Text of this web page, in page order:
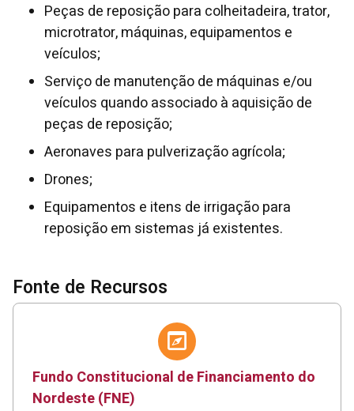
Peças de reposição para colheitadeira, trator,
microtrator, máquinas, equipamentos e
veículos;
Serviço de manutenção de máquinas e/ou
veículos quando associado à aquisição de
peças de reposição;
Aeronaves para pulverização agrícola;
Drones;
Equipamentos e itens de irrigação para
reposição em sistemas já existentes.
Fonte de Recursos
Fundo Constitucional de Financiamento do
Nordeste (FNE)